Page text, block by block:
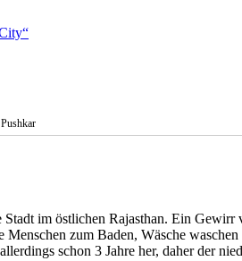
Stadt im östlichen Rajasthan. Ein
Menschen zum Baden, Wäsche
schon 3 Jahre her, daher der